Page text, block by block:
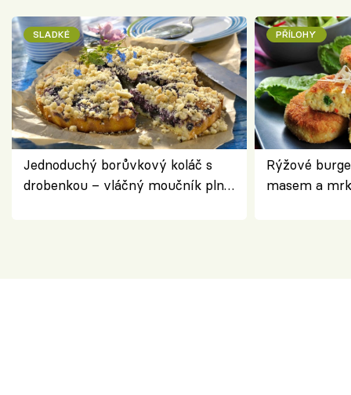
SLADKÉ
Jednoduchý borůvkový koláč s
drobenkou – vláčný moučník plný
PŘÍLOHY
Rýžové
masem a